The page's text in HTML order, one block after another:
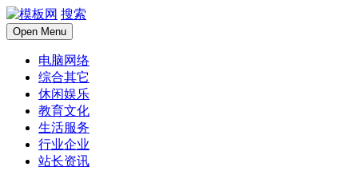
搜索
Open Menu
电脑网络
综合其它
休闲娱乐
教育文化
生活服务
行业企业
站长资讯